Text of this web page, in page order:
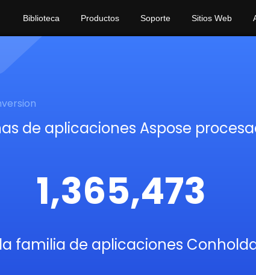
Biblioteca Productos Soporte Sitios Web
de aplicaciones Aspose
1,365,473
familia de aplicaciones